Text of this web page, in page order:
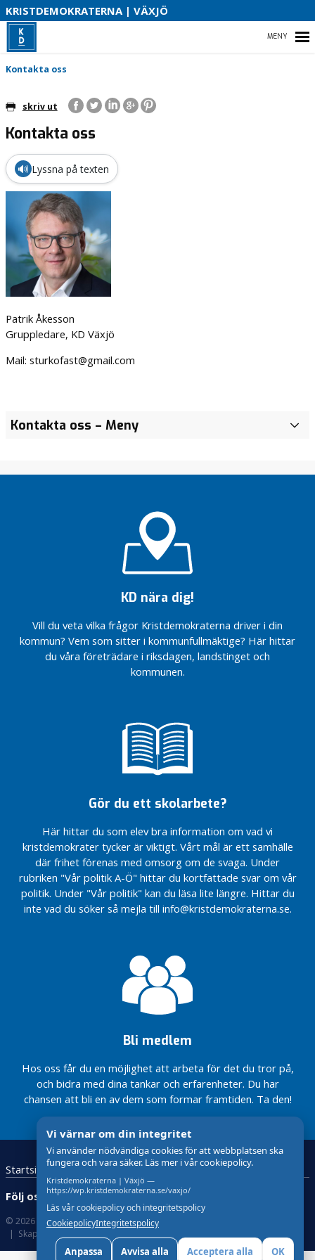
KRISTDEMOKRATERNA | VÄXJÖ
HEM
NYHETER
KRISTDEMOKRATERNA VÄXJÖ
VÅR POLITIK – VALMANIFEST 2026
KOMMUNLISTAN 2026
Kontakta oss
skriv ut
Kontakta oss
🔊 Lyssna på texten
Patrik Åkesson
Gruppledare, KD Växjö
Mail: sturkofast@gmail.com
Kontakta oss – Meny
KD nära dig!
Vill du veta vilka frågor Kristdemokraterna driver i din
kommun? Vem som sitter i kommunfullmäktige? Här hittar
du våra företrädare i riksdagen, landstinget och
kommunen.
Gör du ett skolarbete?
Här hittar du som elev bra information om vad vi
kristdemokrater tycker är viktigt. Vårt mål är ett samhälle
där frihet förenas med omsorg om de svaga. Under
rubriken "Vår politik A-Ö" hittar du kortfattade svar om vår
politik. Under "Vår politik" kan du läsa lite längre. Hittar du
inte vad du söker så mejla till info@kristdemokraterna.se.
Bli medlem
Hos oss får du en möjlighet att arbeta för det du tror på,
och bidra med dina tankar och erfarenheter. Du har
chansen att bli en av dem som formar framtiden. Ta den!
Startsida Kristdemokraterna
Kontakta oss
Följ oss:
© 2026 Kristdemokraterna
Om Cookies
Skapad med
Vi värnar om din integritet
Vi använder nödvändiga cookies för att webbplatsen ska
fungera och vara säker. Läs mer i vår cookiepolicy.
Kristdemokraterna | Växjö —
https://wp.kristdemokraterna.se/vaxjo/
Läs vår cookiepolicy och integritetspolicy
CookiepolicyIntegritetspolicy
Anpassa Avvisa alla Acceptera alla OK